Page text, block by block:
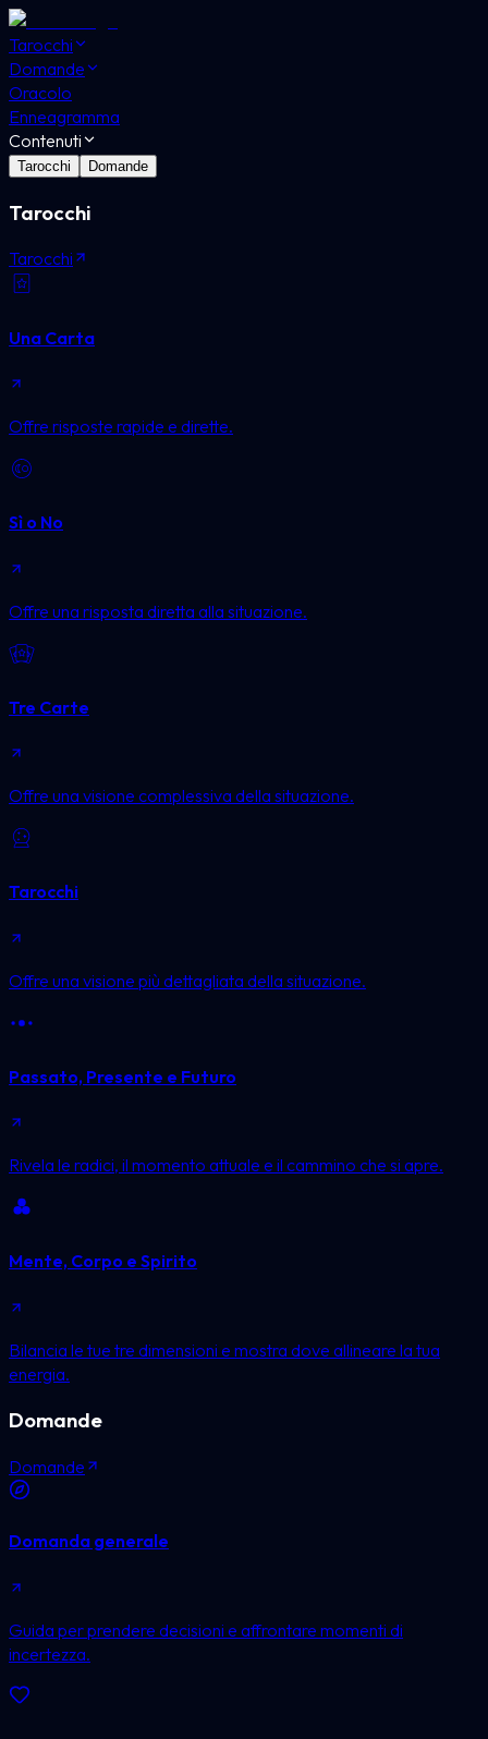
Tarocchi
Domande
Oracolo
Enneagramma
Contenuti
Tarocchi Domande
Tarocchi
Tarocchi
Una Carta
Offre risposte rapide e dirette.
Sì o No
Offre una risposta diretta alla situazione.
Tre Carte
Offre una visione complessiva della situazione.
Tarocchi
Offre una visione più dettagliata della situazione.
Passato, Presente e Futuro
Rivela le radici, il momento attuale e il cammino che si apre.
Mente, Corpo e Spirito
Bilancia le tue tre dimensioni e mostra dove allineare la tua
energia.
Domande
Domande
Domanda generale
Guida per prendere decisioni e affrontare momenti di
incertezza.